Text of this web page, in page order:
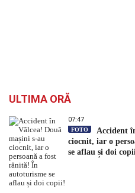
ULTIMA ORĂ
07:47
FOTO
Accident
ciocnit, iar o
se aflau și doi